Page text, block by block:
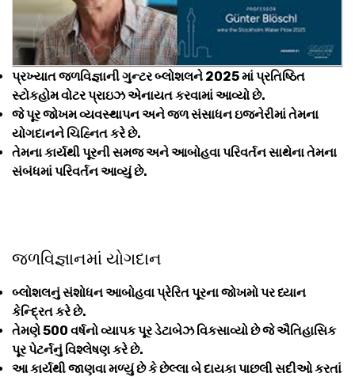
પ્રખ્યાત જળવિજ્ઞાની ગુન્ટર બ્લોશલને 2025 માં પ્રતિષ્ઠિત
સ્ટોકહોમ વોટર પ્રાઇઝ એનાયત કરવામાં આવ્યો છે.
જે પૂર જોખમ વ્યવસ્થાપન અને જળ સંસાધન ઇજનેરીમાં તેમના
યોગદાનને ચિહ્નિત કરે છે.
તેમના કાર્યથી પૂરની સમજ અને આબોહવા પરિવર્તન સાથેના તેમના
સંબંધમાં પરિવર્તન આવ્યું છે.
જળવિજ્ઞાનમાં યોગદાન
બ્લોશલનું સંશોધન આબોહવા પ્રેરિત પૂરના જોખમો પર ધ્યાન
કેન્દ્રિત કરે છે.
તેમણે 500 વર્ષનો વ્યાપક પૂર ડેટાબેઝ વિકસાવ્યો છે જે ઐતિહાસિક
પૂર પેટર્નનું વિશ્લેષણ કરે છે.
આ કાર્યથી જાણવા મળ્યું છે કે છેલ્લા બે દાયકા પાછલી સદીઓ કરતાં